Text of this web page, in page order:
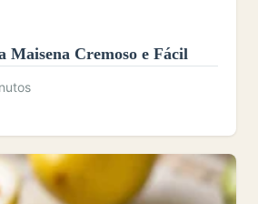
Maisena Cremoso e Fácil